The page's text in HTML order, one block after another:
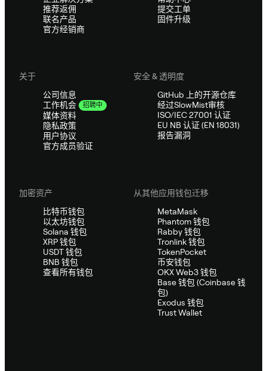
推荐返佣
联名产品
官方经销商
提交工单
固件升级
关于
公司信息
工作机会
招聘中
媒体资料
隐私政策
用户协议
官方成员验证
安全 & 透明度
GitHub 上的开源仓库
经过SlowMist审核
ISO/IEC 27001 认证
EU NB 认证 (EN 18031)
报告漏洞
加密资产
比特币钱包
以太坊钱包
Solana 钱包
XRP 钱包
USDT 钱包
BNB 钱包
查看所有钱包
从其他应用钱包迁移
MetaMask
Phantom 钱包
Rabby 钱包
Tronlink 钱包
TokenPocket
币安钱包
OKX Web3 钱包
Base 钱包 (Coinbase 钱
包)
Exodus 钱包
Trust Wallet